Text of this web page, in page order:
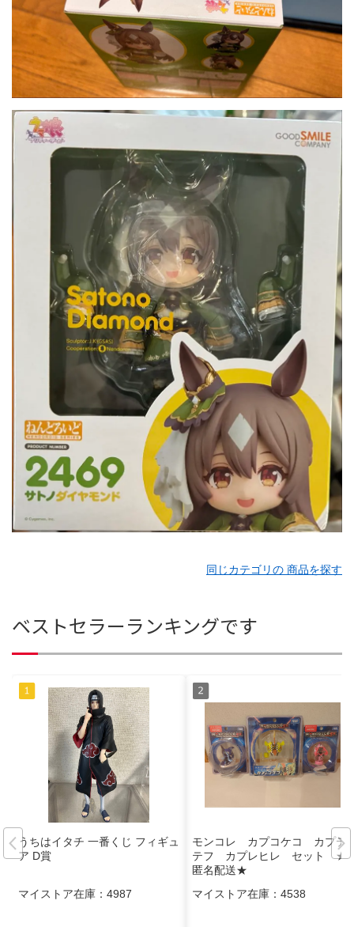
同じカテゴリの 商品を探す
ベストセラーランキングです
うちはイタチ 一番くじ フィギュ
ア D賞
マイストア在庫： 4987
モンコレ カプコケコ カプテ
テフ カプレヒレ セット ★
匿名配送★
マイストア在庫： 4538